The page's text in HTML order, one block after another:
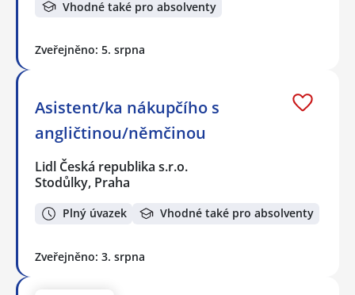
Vhodné také pro absolventy
Zveřejněno: 5. srpna
Asistent/ka nákupčího s
angličtinou/němčinou
Lidl Česká republika s.r.o.
Stodůlky, Praha
Plný úvazek Vhodné také pro absolventy
Zveřejněno: 3. srpna